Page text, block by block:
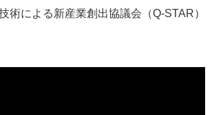
術による新産業創出協議会（Q-STAR）